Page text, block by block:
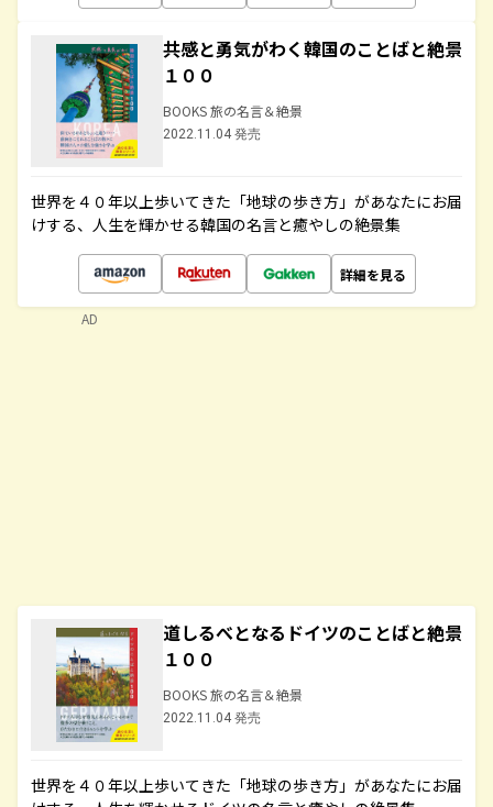
共感と勇気がわく韓国のことばと絶景
１００
BOOKS 旅の名言＆絶景
2022.11.04 発売
世界を４０年以上歩いてきた「地球の歩き方」があなたにお届
けする、人生を輝かせる韓国の名言と癒やしの絶景集
詳細を見る
道しるべとなるドイツのことばと絶景
１００
BOOKS 旅の名言＆絶景
2022.11.04 発売
世界を４０年以上歩いてきた「地球の歩き方」があなたにお届
AD